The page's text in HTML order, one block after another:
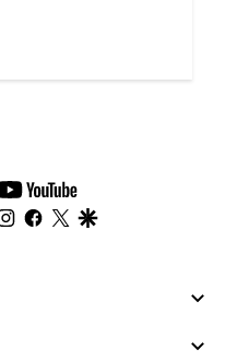
youtube-
footer
instagram
facebook
twitter